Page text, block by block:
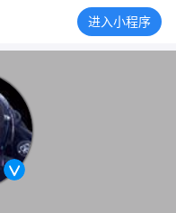
进入小程序